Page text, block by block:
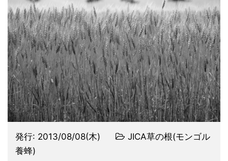
発行: 2013/08/08(木)
JICA草の根(モンゴル
養蜂)